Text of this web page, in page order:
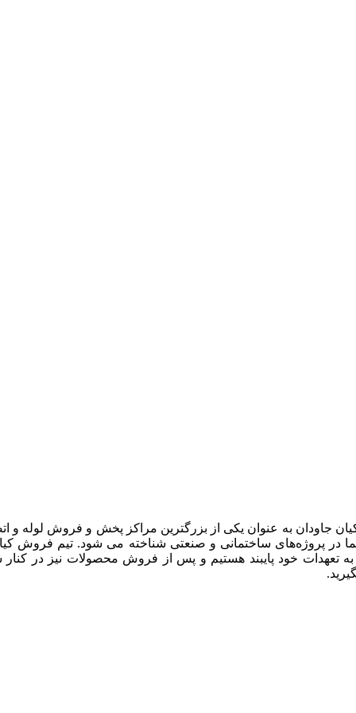
جاودان به عنوان یکی از بزرگترین مراکز پخش و فروش لوله و
در پروژه‌های ساختمانی و صنعتی شناخته می شود. تیم فروش
تعهدات خود پایبند هستیم و پس از فروش محصولات نیز در